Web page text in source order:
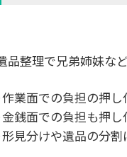
品整理で兄弟姉妹な
作業面での負担の押
金銭面での負担も押
形見分けや遺品の分